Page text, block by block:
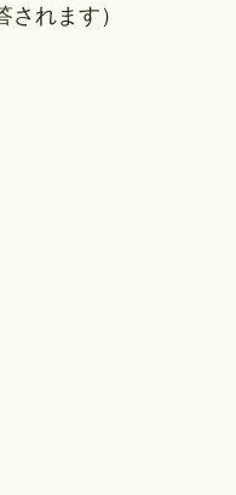
れます）